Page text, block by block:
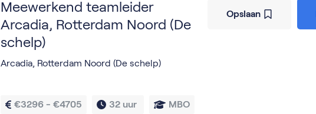
Meewerkend teamleider
Arcadia, Rotterdam Noord (De
schelp)
Arcadia, Rotterdam Noord (De schelp)
€3296 - €4705 32 uur MBO
Opslaan